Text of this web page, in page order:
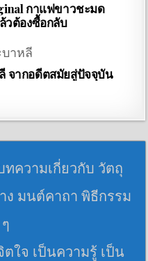
กาแฟขาวชะมด
วต้องซื้อกลับ
จากอดีตสมัยสู่ปัจจุบัน
ความเกี่ยวกับ วัตถุ
ง มนต์คาถา พิธีกรรม
ใจ เป็นความรู้ เป็น